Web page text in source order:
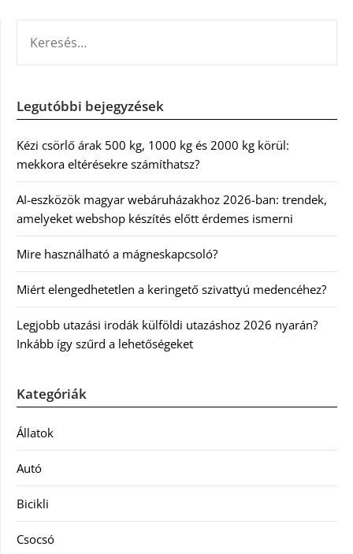
Legutóbbi bejegyzések
Kézi csörlő árak 500 kg, 1000 kg és 2000 kg körül:
mekkora eltérésekre számíthatsz?
AI-eszközök magyar webáruházakhoz 2026-ban: trendek,
amelyeket webshop készítés előtt érdemes ismerni
Mire használható a mágneskapcsoló?
Miért elengedhetetlen a keringető szivattyú medencéhez?
Legjobb utazási irodák külföldi utazáshoz 2026 nyarán?
Inkább így szűrd a lehetőségeket
Kategóriák
Állatok
Autó
Bicikli
Csocsó